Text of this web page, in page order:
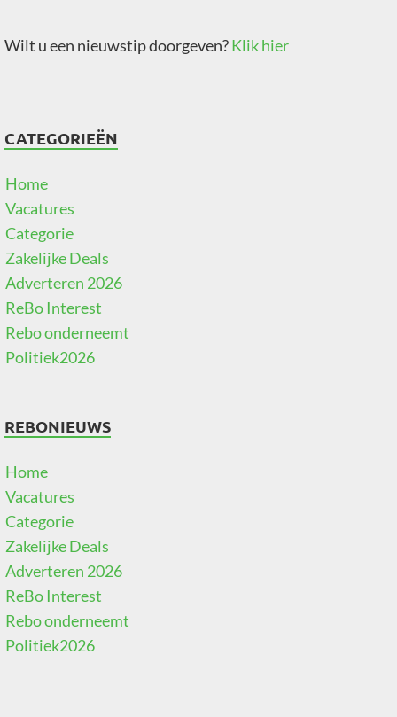
Wilt u een nieuwstip doorgeven?Klik hier
CATEGORIEËN
Home
Vacatures
Categorie
Zakelijke Deals
Adverteren 2026
ReBo Interest
Rebo onderneemt
Politiek2026
REBONIEUWS
Home
Vacatures
Categorie
Zakelijke Deals
Adverteren 2026
ReBo Interest
Rebo onderneemt
Politiek2026